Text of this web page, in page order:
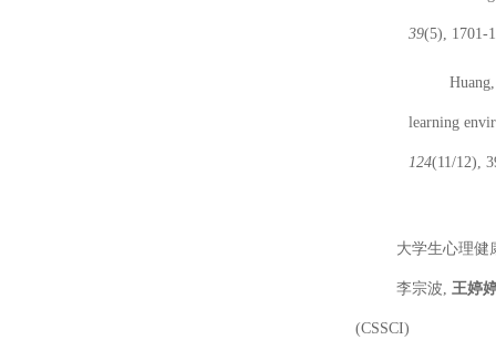
39(5), 1701-
learning
124(11/12),
大学生心理健
李宗波,王婷
(CSSCI)